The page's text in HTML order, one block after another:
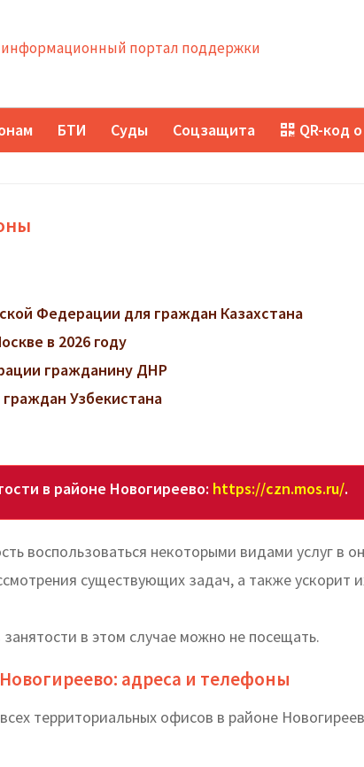
портал поддержки
БТИ Суды Соцзащита QR-код
Федерации для граждан Казахстана
в 2026 году
гражданину ДНР
Узбекистана
в районе Новогиреево: https://czn.mos.ru/.
воспользоваться некоторыми видами услуг в
существующих задач, а также ускорит
в этом случае можно не посещать.
адреса и телефоны
территориальных офисов в районе